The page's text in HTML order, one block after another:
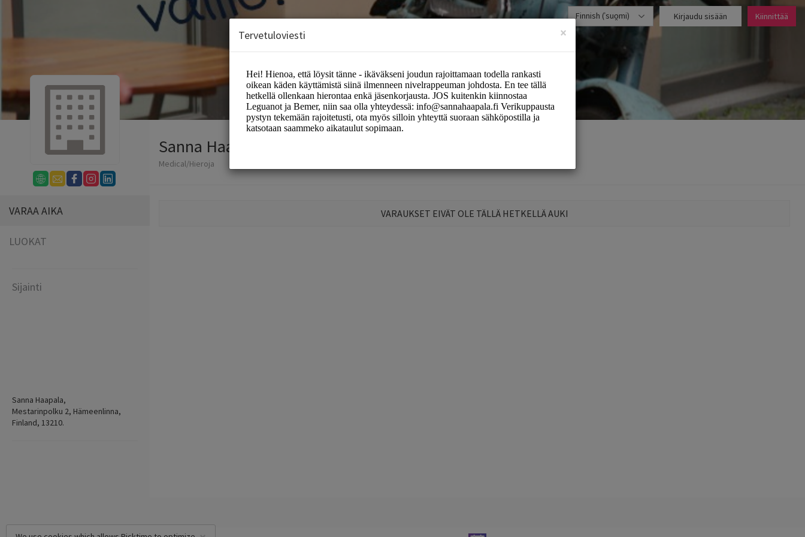
Finnish (ˈsuo̯mi) Kirjaudu sisään Kiinnittää
VARAA AIKA
LUOKAT
Sijainti
Sanna Haapala,
Mestarinpolku 2, Hämeenlinna,
Finland, 13210.
Sanna Haapala
Medical/Hieroja
VARAUKSET EIVÄT OLE TÄLLÄ HETKELLÄ AUKI
×
Tervetuloviesti